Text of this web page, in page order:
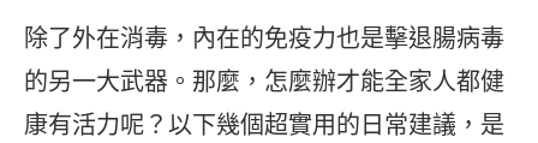
除了外在消毒，內在的免疫力也是擊退腸病毒
的另一大武器。那麼，怎麼辦才能全家人都健
康有活力呢？以下幾個超實用的日常建議，是